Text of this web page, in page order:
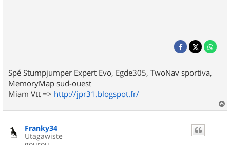
Spé Stumpjumper Expert Evo, Egde305, TwoNav sportiva,
MemoryMap sud-ouest
Miam Vtt => http://jpr31.blogspot.fr/
a
u
Franky34
Utagawiste